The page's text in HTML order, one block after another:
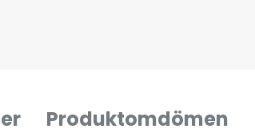
Produktomdömen